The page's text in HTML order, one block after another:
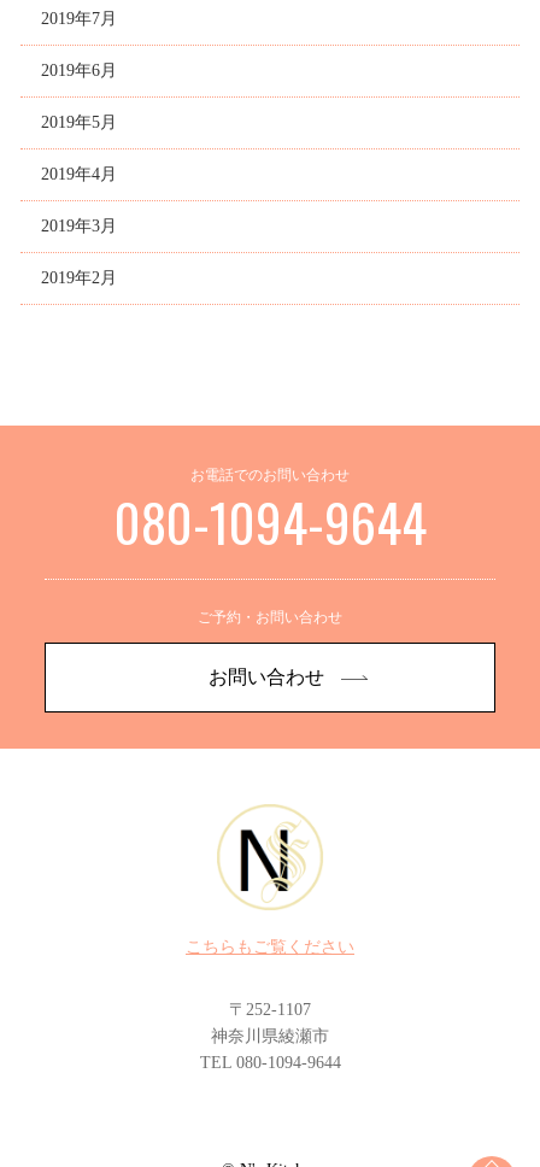
2019年7月
2019年6月
2019年5月
2019年4月
2019年3月
2019年2月
お電話でのお問い合わせ
080-1094-9644
ご予約・お問い合わせ
お問い合わせ
こちらもご覧ください
〒252-1107
神奈川県綾瀬市
TEL 080-1094-9644